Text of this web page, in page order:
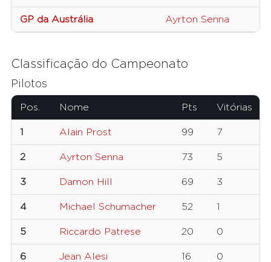
GP da Austrália Ayrton Senna
Classificação do Campeonato
Pilotos
Pos. Nome Pts Vitórias
1 Alain Prost 99 7
2 Ayrton Senna 73 5
3 Damon Hill 69 3
4 Michael Schumacher 52 1
5 Riccardo Patrese 20 0
6 Jean Alesi 16 0